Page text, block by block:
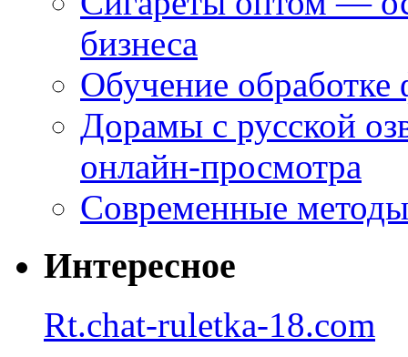
бизнеса
Обучение
Дорамы с русской
онлайн-просмотра
Современные
Интересное
Rt.chat-ruletka-18.com